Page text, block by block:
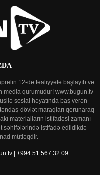
12-də fəaliyyətə başlayıb və
media qurumudur! www.bugun.tv
sosial həyatında baş verən
dövlət maraqları qorunaraq
materialların istifadəsi zamanı
səhifələrində istifadə edildikdə
mütləqdir.
| +994 51 567 32 09